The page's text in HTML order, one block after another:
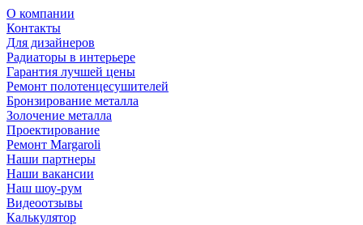
О компании
Контакты
Для дизайнеров
Радиаторы в интерьере
Гарантия лучшей цены
Ремонт полотенцесушителей
Бронзирование металла
Золочение металла
Проектирование
Ремонт Margaroli
Наши партнеры
Наши вакансии
Наш шоу-рум
Видеоотзывы
Калькулятор